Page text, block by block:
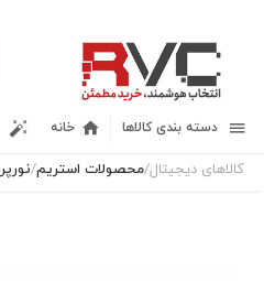
دسته بندی کالاها خانه
کالاهای دیجیتال/محصولات استریم/